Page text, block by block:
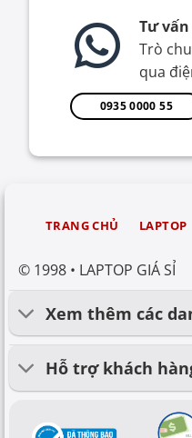
Tư
Trò
qua
0935 0000 55
© 1998 • LAPTOP GIÁ SỈ
TRANG CHỦ LAPTOP
Xem thêm các
Hỗ trợ khách